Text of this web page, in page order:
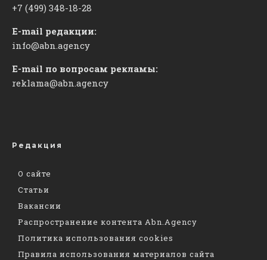
+7 (499) 348-18-28
E-mail редакции:
info@abn.agency
E-mail по вопросам рекламы:
reklama@abn.agency
Редакция
О сайте
Статьи
Вакансии
Распространение контента Abn.Agency
Политика использования cookies
Правила использования материалов сайта